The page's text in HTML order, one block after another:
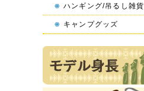
ハンギング/吊るし雑貨
キャンプグッズ